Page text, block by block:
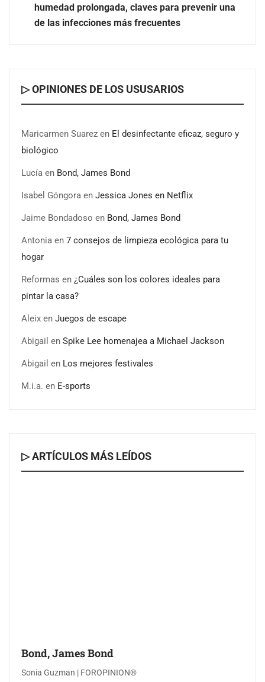
El voto del público será decisivo para elegir a los
humedad prolongada, claves para prevenir una
de las infecciones más frecuentes
▷ OPINIONES DE LOS USUSARIOS
Maricarmen Suarez en El desinfectante eficaz, seguro y
biológico
Lucía en Bond, James Bond
Isabel Góngora en Jessica Jones en Netflix
Jaime Bondadoso en Bond, James Bond
Antonia en 7 consejos de limpieza ecológica para tu
hogar
Reformas en ¿Cuáles son los colores ideales para
pintar la casa?
Aleix en Juegos de escape
Abigail en Spike Lee homenajea a Michael Jackson
Abigail en Los mejores festivales
M.i.a. en E-sports
▷ ARTÍCULOS MÁS LEÍDOS
Bond, James Bond
Sonia Guzman | FOROPINION®